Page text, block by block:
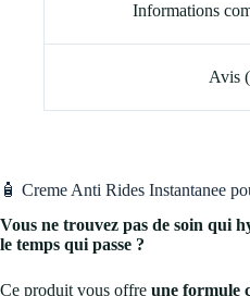
Informations
Avis
🧴 Creme Anti Rides Instantanee
Vous ne trouvez pas de soin qui
le temps qui passe ?
Ce produit vous offre une formule